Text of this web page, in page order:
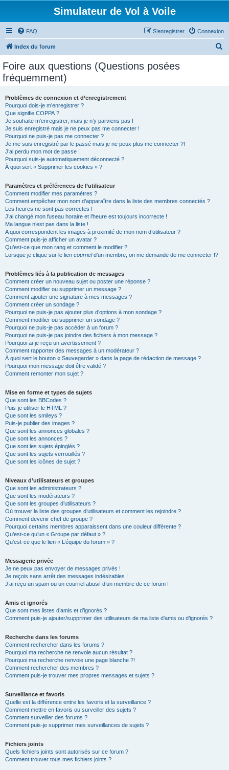
Simulateur de Vol à Voile
FAQ Connexion
S’enregistrer
Index du forum
Foire aux questions (Questions posées
fréquemment)
Problèmes de connexion et d’enregistrement
Pourquoi dois-je m’enregistrer ?
Que signifie COPPA ?
Je souhaite m’enregistrer, mais je n’y parviens pas !
Je suis enregistré mais je ne peux pas me connecter !
Pourquoi ne puis-je pas me connecter ?
Je me suis enregistré par le passé mais je ne peux plus me connecter ?!
J’ai perdu mon mot de passe !
Pourquoi suis-je automatiquement déconnecté ?
À quoi sert « Supprimer les cookies » ?
Paramètres et préférences de l’utilisateur
Comment modifier mes paramètres ?
Comment empêcher mon nom d’apparaître dans la liste des membres connectés ?
Les heures ne sont pas correctes !
J’ai changé mon fuseau horaire et l’heure est toujours incorrecte !
Ma langue n’est pas dans la liste !
A quoi correspondent les images à proximité de mon nom d’utilisateur ?
Comment puis-je afficher un avatar ?
Qu’est-ce que mon rang et comment le modifier ?
Lorsque je clique sur le lien courrield’un membre, on me demande de me connecter !?
Problèmes liés à la publication de messages
Comment créer un nouveau sujet ou poster une réponse ?
Comment modifier ou supprimer un message ?
Comment ajouter une signature à mes messages ?
Comment créer un sondage ?
Pourquoi ne puis-je pas ajouter plus d’options à mon sondage ?
Comment modifier ou supprimer un sondage ?
Pourquoi ne puis-je pas accéder à un forum ?
Pourquoi ne puis-je pas joindre des fichiers à mon message ?
Pourquoi ai-je reçu un avertissement ?
Comment rapporter des messages à un modérateur ?
À quoi sert le bouton « Sauvegarder » dans la page de rédaction de message ?
Pourquoi mon message doit être validé ?
Comment remonter mon sujet ?
Mise en forme et types de sujets
Que sont les BBCodes ?
Puis-je utiliser le HTML ?
Que sont les smileys ?
Puis-je publier des images ?
Que sont les annonces globales ?
Que sont les annonces ?
Que sont les sujets épinglés ?
Que sont les sujets verrouillés ?
Que sont les icônes de sujet ?
Niveaux d’utilisateurs et groupes
Que sont les administrateurs ?
Que sont les modérateurs ?
Que sont les groupes d’utilisateurs ?
Où trouver la liste des groupes d’utilisateurs et comment les rejoindre ?
Comment devenir chef de groupe ?
Pourquoi certains membres apparaissent dans une couleur différente ?
Qu’est-ce qu’un « Groupe par défaut » ?
Qu’est-ce que le lien « L’équipe du forum » ?
Messagerie privée
Je ne peux pas envoyer de messages privés !
Je reçois sans arrêt des messages indésirables !
J’ai reçu un spam ou un courriel abusif d’un membre de ce forum !
Amis et ignorés
Que sont mes listes d’amis et d’ignorés ?
Comment puis-je ajouter/supprimer des utilisateurs de ma liste d’amis ou d’ignorés ?
Recherche dans les forums
Comment rechercher dans les forums ?
Pourquoi ma recherche ne renvoie aucun résultat ?
Pourquoi ma recherche renvoie une page blanche ?!
Comment rechercher des membres ?
Comment puis-je trouver mes propres messages et sujets ?
Surveillance et favoris
Quelle est la différence entre les favoris et la surveillance ?
Comment mettre en favoris ou surveiller des sujets ?
Comment surveiller des forums ?
Comment puis-je supprimer mes surveillances de sujets ?
Fichiers joints
Quels fichiers joints sont autorisés sur ce forum ?
Comment trouver tous mes fichiers joints ?